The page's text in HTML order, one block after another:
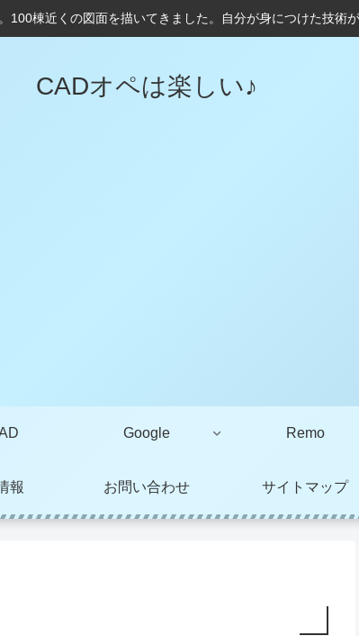
100棟近くの図面を描いてきました。自分が身につけた技術
CADオペは楽しい♪
Google Remo
報 お問い合わせ サイトマップ